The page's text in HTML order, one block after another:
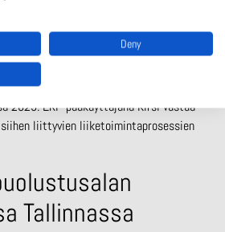
on Kirsi Gustafsson. Hän aloitti
2025. ERP-pääkäyttäjänä Kirsi vastaa
siihen liittyvien liiketoimintaprosessien
Tallinnassa
Deny